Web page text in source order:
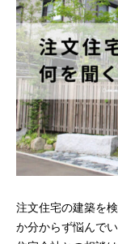
注文住宅の建築を
か分からず悩んでい